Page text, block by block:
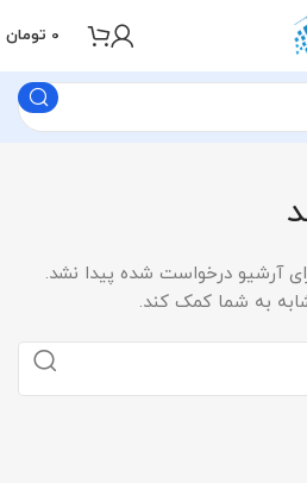
0 تومان
آرشیو درخواست شده پیدا نشد.
به شما کمک کند.